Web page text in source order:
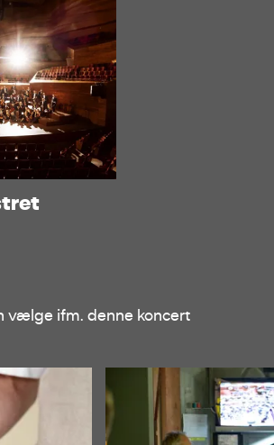
vælge ifm. denne koncert